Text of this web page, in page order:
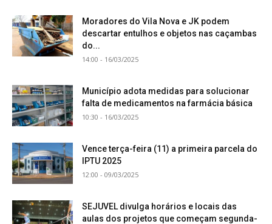
Moradores do Vila Nova e JK podem
descartar entulhos e objetos nas caçambas
do...
14:00 - 16/03/2025
Município adota medidas para solucionar
falta de medicamentos na farmácia básica
10:30 - 16/03/2025
Vence terça-feira (11) a primeira parcela do
IPTU 2025
12:00 - 09/03/2025
SEJUVEL divulga horários e locais das
aulas dos projetos que começam segunda-